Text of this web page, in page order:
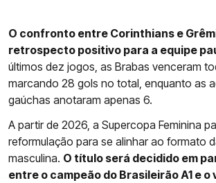
O confronto entre Corinthians e
retrospecto positivo para a equipe
últimos dez jogos, as Brabas venceram
marcando 28 gols no total, enquanto as
gaúchas anotaram apenas 6.
A partir de 2026, a Supercopa Feminina
reformulação para se alinhar ao formato
masculina. O título será decidido em
entre o campeão do Brasileirão A1 e o